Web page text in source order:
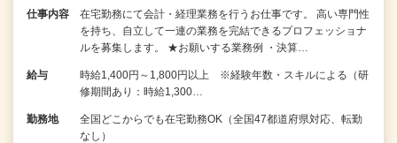
仕事内容
在宅勤務にて会計・経理業務を行うお仕事です。 高い専門性
を持ち、自立して一連の業務を完結できるプロフェッショナ
ルを募集します。 ★お願いする業務例 ・決算…
給与
時給1,400円～1,800円以上 ※経験年数・スキルによる（研
修期間あり：時給1,300…
勤務地
全国どこからでも在宅勤務OK（全国47都道府県対応、転勤
なし）